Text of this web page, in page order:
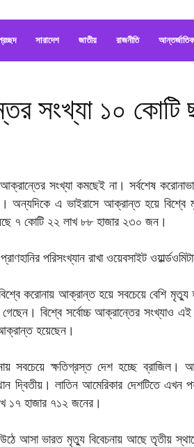
সারাদেশ জাতীয় রাজনীতি আন্তর্জাতিক
সংখ্যা ১০ কোটি
আক্রান্তের সংখ্যা কমছেই না। সর্বশেষ
এ ভাইরাসে আক্রান্ত হয়ে বিশ্বে
৭ কোটি ২২ লাখ ৮৮ হাজার ২৩০ জন।
পরিসংখ্যান রাখা ওয়েবসাইট
বিশ্বে করোনায় আক্রান্ত হয়ে সবচেয়ে বেশি
বিশ্বে সর্বোচ্চ আক্রান্তের সংখ্যাও
হয়েছেন।
সবচেয়ে ক্ষতিগ্রস্ত দেশ হচ্ছে ব্রাজিল।
দ্বিতীয়। লাতিন আমেরিকার দেশটিতে
১৭ হাজার ৭১২ জনের।
আসা ভারত মৃত্যু বিবেচনায় আছে তৃতীয়